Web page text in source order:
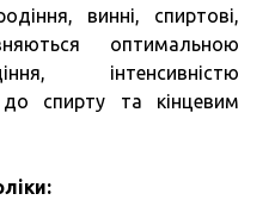
винні, спиртові,
оптимальною
інтенсивністю
до спирту та кінцевим